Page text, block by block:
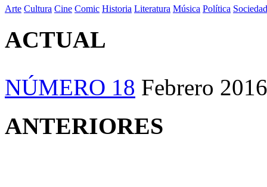
Arte Cultura Cine Comic Historia Literatura Música Política Sociedad
ACTUAL
NÚMERO 18 Febrero 2016
ANTERIORES